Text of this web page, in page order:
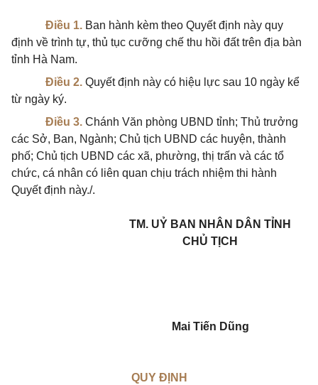
Điều 1. Ban hành kèm theo Quyết định này quy
định về trình tự, thủ tục cưỡng chế thu hồi đất trên địa bàn
tỉnh Hà Nam.
Điều 2. Quyết định này có hiệu lực sau 10 ngày kể
từ ngày ký.
Điều 3. Chánh Văn phòng UBND tỉnh; Thủ trưởng
các Sở, Ban, Ngành; Chủ tịch UBND các huyện, thành
phố; Chủ tịch UBND các xã, phường, thị trấn và các tổ
chức, cá nhân có liên quan chịu trách nhiệm thi hành
Quyết định này./.
TM. UỶ BAN NHÂN DÂN TỈNH
CHỦ TỊCH
Mai Tiến Dũng
QUY ĐỊNH